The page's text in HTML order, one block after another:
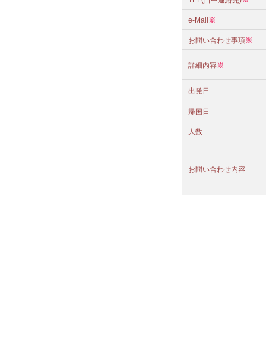
e-Mail ※
お問い合わせ事項※
詳細内容※
出発日
帰国日
人数
お問い合わせ内容